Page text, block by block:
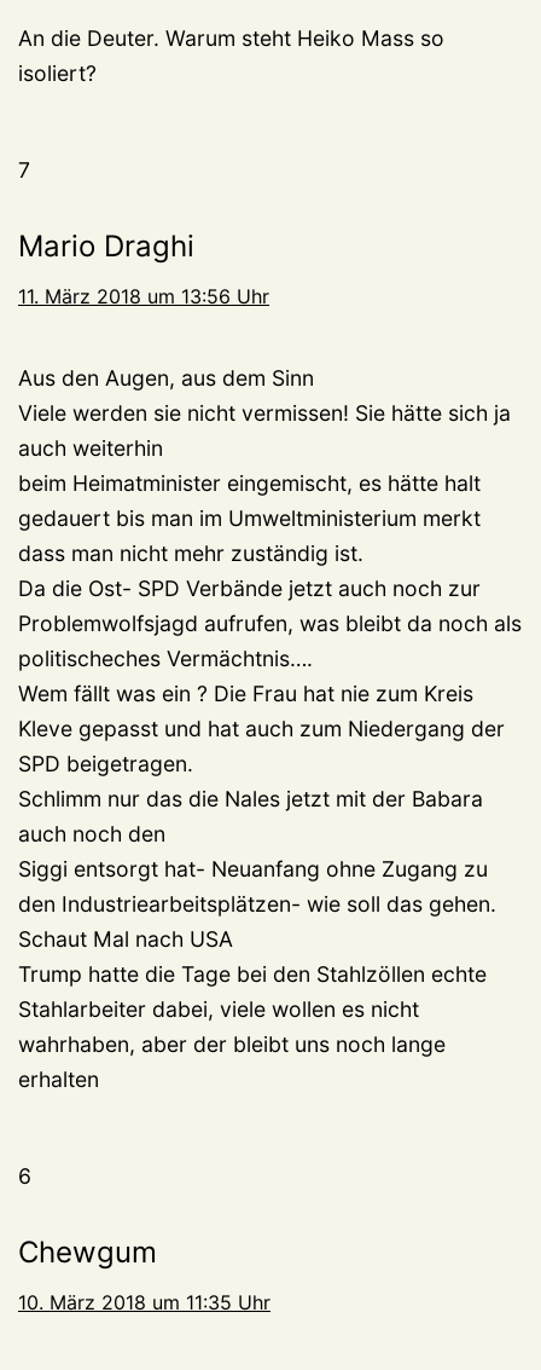
An die Deuter. Warum steht Heiko Mass so
isoliert?
7
Mario Draghi
11. März 2018 um 13:56 Uhr
Aus den Augen, aus dem Sinn
Viele werden sie nicht vermissen! Sie hätte sich ja
auch weiterhin
beim Heimatminister eingemischt, es hätte halt
gedauert bis man im Umweltministerium merkt
dass man nicht mehr zuständig ist.
Da die Ost- SPD Verbände jetzt auch noch zur
Problemwolfsjagd aufrufen, was bleibt da noch als
politischeches Vermächtnis….
Wem fällt was ein ? Die Frau hat nie zum Kreis
Kleve gepasst und hat auch zum Niedergang der
SPD beigetragen.
Schlimm nur das die Nales jetzt mit der Babara
auch noch den
Siggi entsorgt hat- Neuanfang ohne Zugang zu
den Industriearbeitsplätzen- wie soll das gehen.
Schaut Mal nach USA
Trump hatte die Tage bei den Stahlzöllen echte
Stahlarbeiter dabei, viele wollen es nicht
wahrhaben, aber der bleibt uns noch lange
erhalten
6
Chewgum
10. März 2018 um 11:35 Uhr